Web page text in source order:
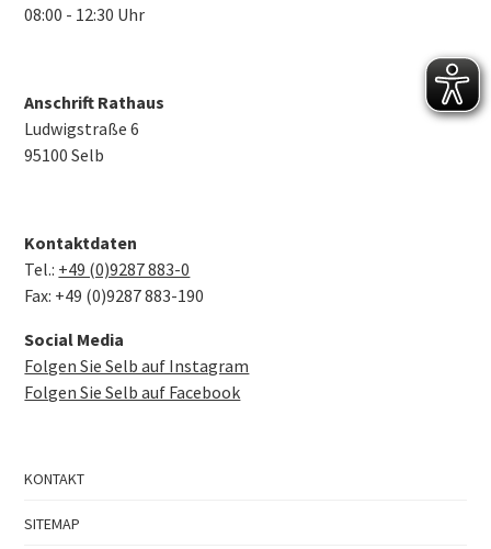
08:00 - 12:30 Uhr
Anschrift Rathaus
Ludwigstraße 6
95100 Selb
Kontaktdaten
Tel.: +49 (0)9287 883-0
Fax: +49 (0)9287 883-190
Social Media
Folgen Sie Selb auf Instagram
Folgen Sie Selb auf Facebook
KONTAKT
SITEMAP